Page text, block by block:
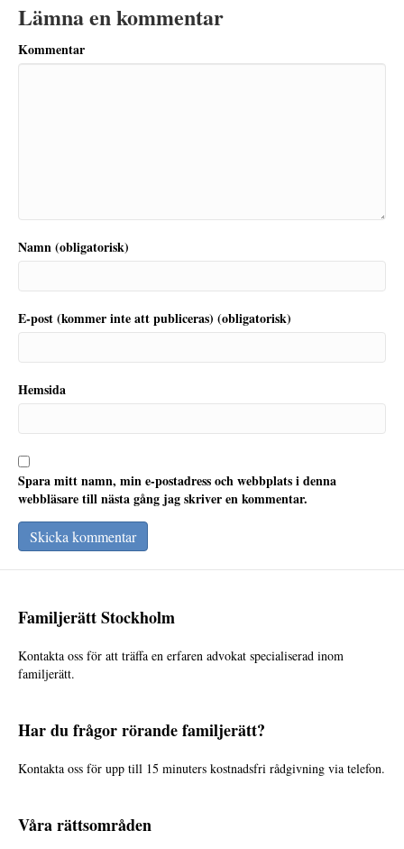
Lämna en kommentar
Kommentar
Namn (obligatorisk)
E-post (kommer inte att publiceras) (obligatorisk)
Hemsida
Spara mitt namn, min e-postadress och webbplats i denna
webbläsare till nästa gång jag skriver en kommentar.
Familjerätt Stockholm
Kontakta oss för att träffa en erfaren advokat specialiserad inom
familjerätt.
Har du frågor rörande familjerätt?
Kontakta oss för upp till 15 minuters kostnadsfri rådgivning via telefon.
Våra rättsområden